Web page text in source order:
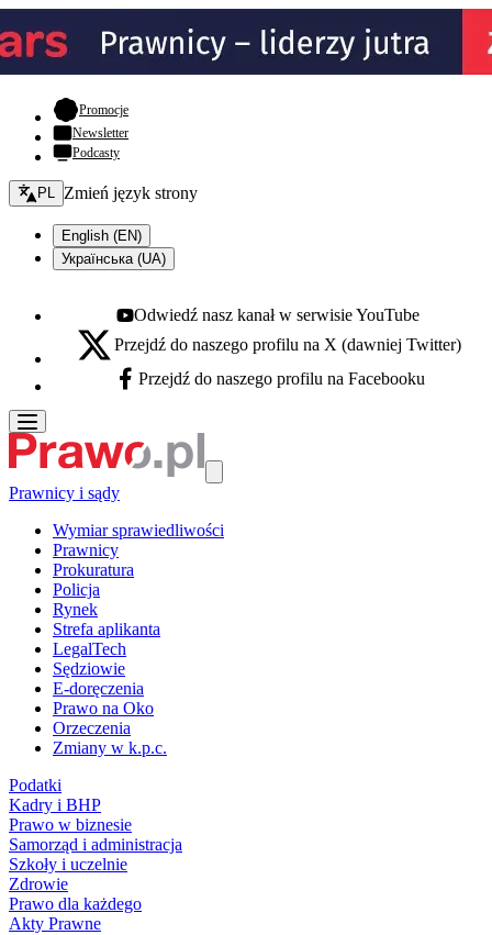
Promocje- otwiera się w nowej karcie
Newsletter
Podcasty
Zmień język - bieżący:
PL Zmień język strony
English (EN)
Українська (UA)
Youtube - otwiera się w nowej karcie
Odwiedź nasz kanał w serwisie YouTube
X - otwiera się w nowej karcie
Przejdź do naszego profilu na X (dawniej Twitter)
Facebook - otwiera się w nowej karcie
Przejdź do naszego profilu na Facebooku
Prawnicy i sądy
Wymiar sprawiedliwości
Prawnicy
Prokuratura
Policja
Rynek
Strefa aplikanta
LegalTech
Sędziowie
E-doręczenia
Prawo na Oko
Orzeczenia
Zmiany w k.p.c.
Podatki
Kadry i BHP
Prawo w biznesie
Samorząd i administracja
Szkoły i uczelnie
Zdrowie
Prawo dla każdego
Akty Prawne